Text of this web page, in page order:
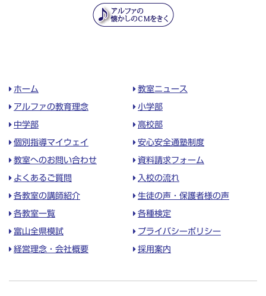
ホーム 教室ニュース
アルファの教育理念 小学部
中学部 高校部
個別指導マイウェイ 安心安全通塾制度
教室へのお問い合わせ 資料請求フォーム
よくあるご質問 入校の流れ
各教室の講師紹介 生徒の声・保護者様の声
各教室一覧 各種検定
富山全県模試 プライバシーポリシー
経営理念・会社概要 採用案内